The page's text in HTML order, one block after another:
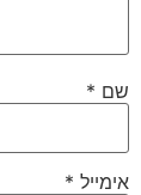
שם *
אימייל *